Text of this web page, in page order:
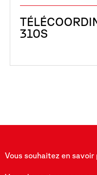
310S
Vous souhaitez en